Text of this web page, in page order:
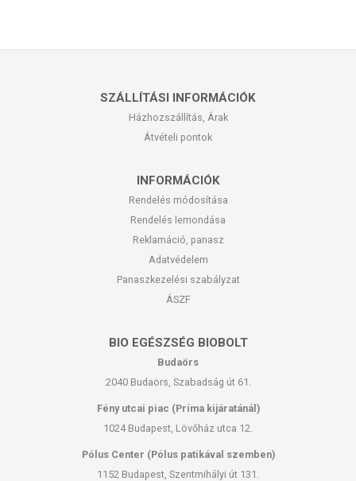
SZÁLLÍTÁSI INFORMÁCIÓK
Házhozszállítás, Árak
Átvételi pontok
INFORMÁCIÓK
Rendelés módosítása
Rendelés lemondása
Reklamáció, panasz
Adatvédelem
Panaszkezelési szabályzat
ÁSZF
BIO EGÉSZSÉG BIOBOLT
Budaörs
2040 Budaörs, Szabadság út 61.
Fény utcai piac (Príma kijáratánál)
1024 Budapest, Lövőház utca 12.
Pólus Center (Pólus patikával szemben)
1152 Budapest, Szentmihályi út 131.